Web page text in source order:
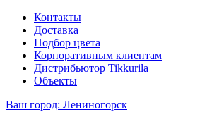
Контакты
Доставка
Подбор цвета
Корпоративным клиентам
Дистрибьютор Tikkurila
Объекты
Ваш город: Лениногорск